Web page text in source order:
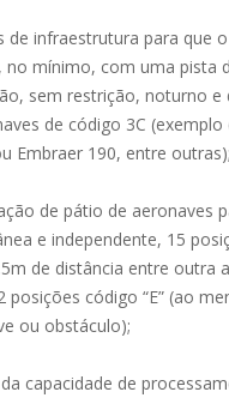
de infraestrutura para que
no mínimo, com uma pista
sem restrição, noturno e
de código 3C
Embraer 190, entre outras);
de pátio de aeronaves
e independente, 15
de distância entre outra
posições código “E” (ao
ou obstáculo);
capacidade de